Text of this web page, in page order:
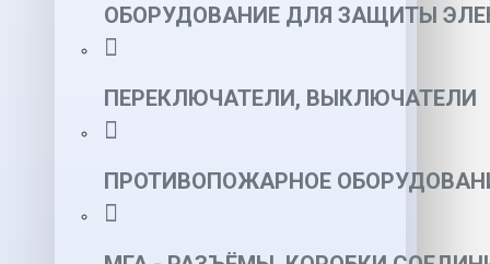
ОБОРУДОВАНИЕ ДЛЯ ЗАЩИТЫ
ПЕРЕКЛЮЧАТЕЛИ, ВЫКЛЮЧАТЕЛИ
ПРОТИВОПОЖАРНОЕ